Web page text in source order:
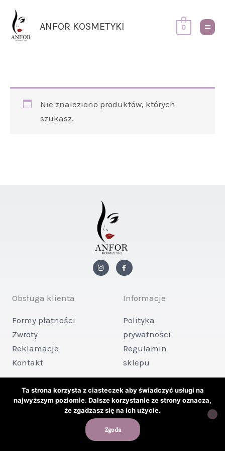
Przejdź
treści
ANFOR KOSMETYKI
Menu
0
Nie znaleziono produktów, których
szukasz.
n
s
F
a
c
o
o
f
Obsługa klienta
Formy płatności
Zwroty
Reklamacje
Kontakt
Informacje
Polityka
prywatności
Regulamin
sklepu
Copyright © 2026 ANFOR KOSMETYKI
Powered by ANFOR KOSMETYKI
Ta strona korzysta z ciasteczek aby świadczyć usługi na
najwyższym poziomie. Dalsze korzystanie ze strony oznacza,
że zgadzasz się na ich użycie.
Zgoda